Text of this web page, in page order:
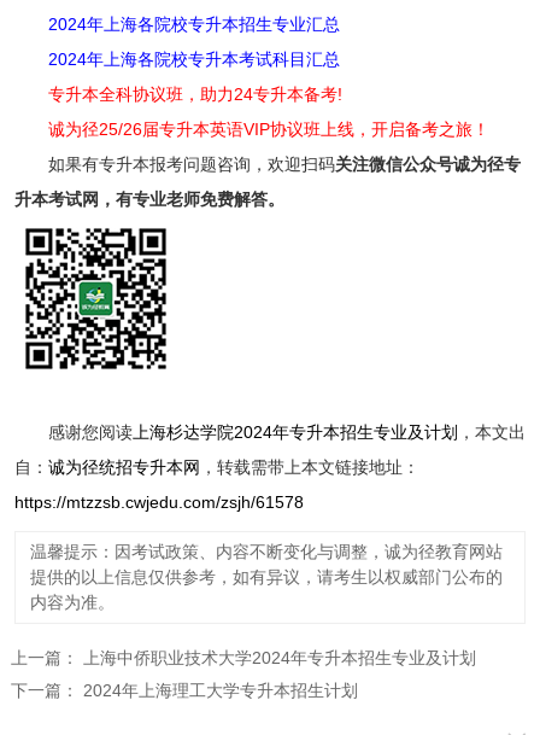
2024年上海各院校专升本招生专业汇总
2024年上海各院校专升本考试科目汇总
专升本全科协议班，助力24专升本备考!
诚为径25/26届专升本英语VIP协议班上线，开启备考之旅！
如果有专升本报考问题咨询，欢迎扫码关注微信公众号诚为径专
升本考试网，有专业老师免费解答。
感谢您阅读上海杉达学院2024年专升本招生专业及计划 ，本文出
自： 诚为径统招专升本网 ，转载需带上本文链接地址：
https://mtzzsb.cwjedu.com/zsjh/61578
温馨提示：因考试政策、内容不断变化与调整，诚为径教育网站
提供的以上信息仅供参考，如有异议，请考生以权威部门公布的
内容为准。
上一篇：
上海中侨职业技术大学2024年专升本招生专业及计划
下一篇： 2024年上海理工大学专升本招生计划